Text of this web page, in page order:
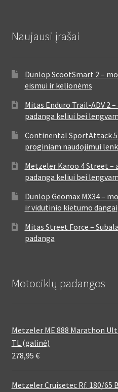
Naujausi įrašai
Dunlop ScootSmart 2 –
eismui ir kelionėms
Mitas Enduro Trail-ADV 2
padanga keliui bei
Continental SportAttack
proginiam naudojimui
Metzeler Karoo 4 Street –
padanga keliui bei
Dunlop Geomax MX34 –
ir vidutinio kietumo dangai
Mitas Street Force –
padanga
Motociklų padangos
Metzeler ME 888 Marathon
TL (galinė)
278,95 €
Metzeler Cruisetec Rf. 180/65